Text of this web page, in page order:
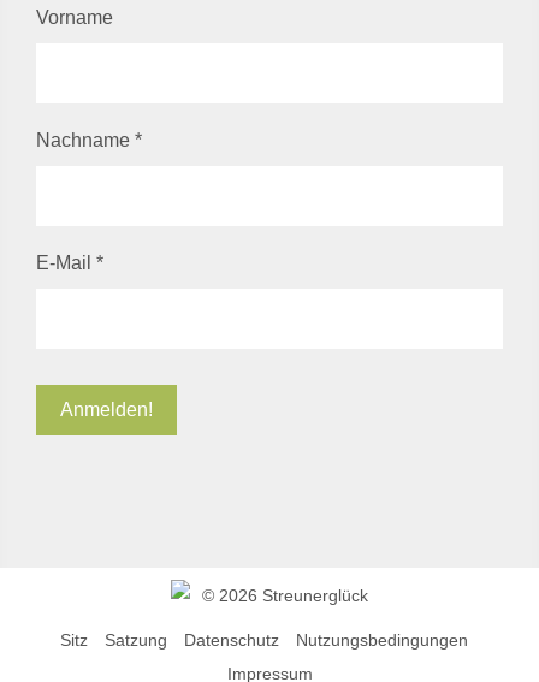
Vorname
Nachname *
E-Mail *
© 2026 Streunerglück
Sitz Satzung Datenschutz
Nutzungsbedingungen
Impressum